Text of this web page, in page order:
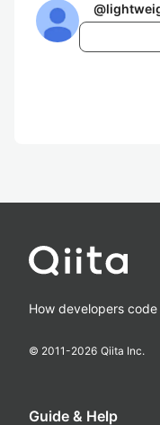
@
How developers code
© 2011-2026 Qiita Inc.
Guide & Help